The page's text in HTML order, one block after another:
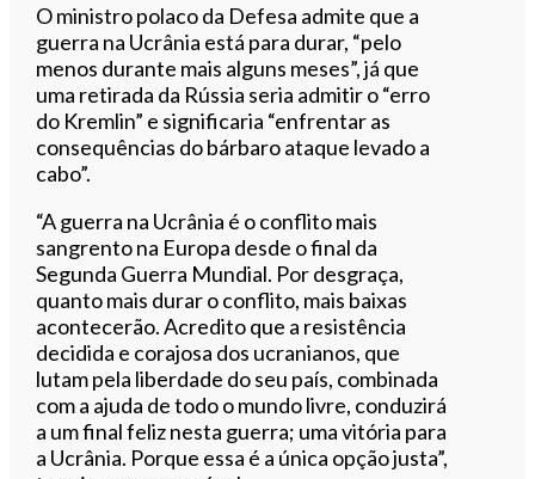
O ministro polaco da Defesa admite que a
guerra na Ucrânia está para durar, “pelo
menos durante mais alguns meses”, já que
uma retirada da Rússia seria admitir o “erro
do Kremlin” e significaria “enfrentar as
consequências do bárbaro ataque levado a
cabo”.
“A guerra na Ucrânia é o conflito mais
sangrento na Europa desde o final da
Segunda Guerra Mundial. Por desgraça,
quanto mais durar o conflito, mais baixas
acontecerão. Acredito que a resistência
decidida e corajosa dos ucranianos, que
lutam pela liberdade do seu país, combinada
com a ajuda de todo o mundo livre, conduzirá
a um final feliz nesta guerra; uma vitória para
a Ucrânia. Porque essa é a única opção justa”,